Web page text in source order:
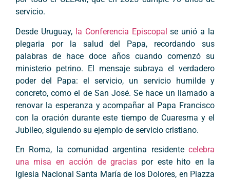
servicio.
Desde Uruguay, la Conferencia Episcopal se unió a la
plegaria por la salud del Papa, recordando sus
palabras de hace doce años cuando comenzó su
ministerio petrino. El mensaje subraya el verdadero
poder del Papa: el servicio, un servicio humilde y
concreto, como el de San José. Se hace un llamado a
renovar la esperanza y acompañar al Papa Francisco
con la oración durante este tiempo de Cuaresma y el
Jubileo, siguiendo su ejemplo de servicio cristiano.
En Roma, la comunidad argentina residente celebra
una misa en acción de gracias por este hito en la
Iglesia Nacional Santa María de los Dolores, en Piazza